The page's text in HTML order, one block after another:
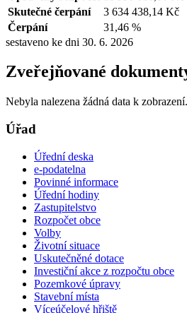
Skutečné čerpání
3 634 438,14 Kč
Čerpání
31,46 %
sestaveno ke dni 30. 6. 2026
Zveřejňované
Nebyla nalezena žádná data k zobrazení.
Úřad
Úřední deska
e-podatelna
Povinné informace
Úřední hodiny
Zastupitelstvo
Rozpočet obce
Volby
Životní situace
Uskutečněné dotace
Investiční akce z rozpočtu obce
Pozemkové úpravy
Stavební místa
Víceúčelové hřiště